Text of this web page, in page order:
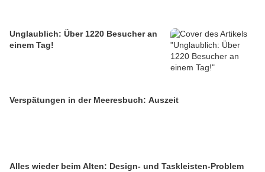
Unglaublich: Über 1220 Besucher an
einem Tag!
Verspätungen in der Meeresbuch: Auszeit
Alles wieder beim Alten: Design- und Taskleisten-Problem